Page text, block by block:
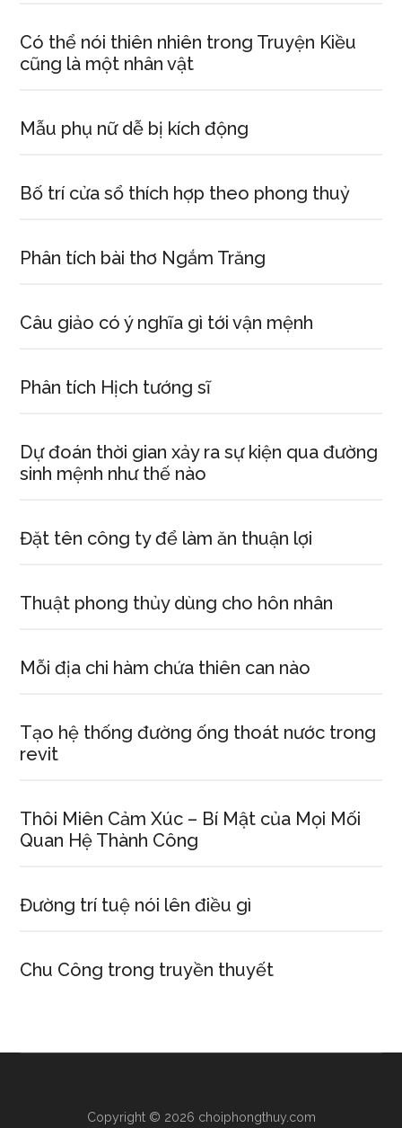
Có thể nói thiên nhiên trong Truyện Kiều
cũng là một nhân vật
Mẫu phụ nữ dễ bị kích động
Bố trí cửa sổ thích hợp theo phong thuỷ
Phân tích bài thơ Ngắm Trăng
Câu giảo có ý nghĩa gì tới vận mệnh
Phân tích Hịch tướng sĩ
Dự đoán thời gian xảy ra sự kiện qua đường
sinh mệnh như thế nào
Đặt tên công ty để làm ăn thuận lợi
Thuật phong thủy dùng cho hôn nhân
Mỗi địa chi hàm chứa thiên can nào
Tạo hệ thống đường ống thoát nước trong
revit
Thôi Miên Cảm Xúc – Bí Mật của Mọi Mối
Quan Hệ Thành Công
Đường trí tuệ nói lên điều gì
Chu Công trong truyền thuyết
Copyright © 2026 choiphongthuy.com